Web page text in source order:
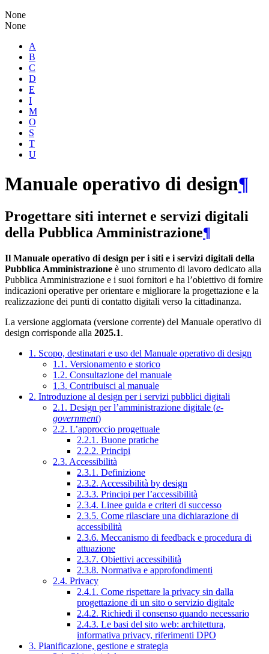
None
None
A
B
C
D
E
I
M
O
S
T
U
Manuale operativo di design¶
Progettare siti internet e servizi digitali
della Pubblica Amministrazione¶
Il Manuale operativo di design per i siti e i servizi digitali della
Pubblica Amministrazione è uno strumento di lavoro dedicato alla
Pubblica Amministrazione e i suoi fornitori e ha l’obiettivo di fornire
indicazioni operative per orientare e migliorare la progettazione e la
realizzazione dei punti di contatto digitali verso la cittadinanza.
La versione aggiornata (versione corrente) del Manuale operativo di
design corrisponde alla 2025.1.
1. Scopo, destinatari e uso del Manuale operativo di design
1.1. Versionamento e storico
1.2. Consultazione del manuale
1.3. Contribuisci al manuale
2. Introduzione al design per i servizi pubblici digitali
2.1. Design per l’amministrazione digitale (e-
government)
2.2. L’approccio progettuale
2.2.1. Buone pratiche
2.2.2. Principi
2.3. Accessibilità
2.3.1. Definizione
2.3.2. Accessibilità by design
2.3.3. Principi per l’accessibilità
2.3.4. Linee guida e criteri di successo
2.3.5. Come rilasciare una dichiarazione di
accessibilità
2.3.6. Meccanismo di feedback e procedura di
attuazione
2.3.7. Obiettivi accessibilità
2.3.8. Normativa e approfondimenti
2.4. Privacy
2.4.1. Come rispettare la privacy sin dalla
progettazione di un sito o servizio digitale
2.4.2. Richiedi il consenso quando necessario
2.4.3. Le basi del sito web: architettura,
informativa privacy, riferimenti DPO
3. Pianificazione, gestione e strategia